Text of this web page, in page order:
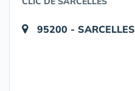
95200 - SARCELLES